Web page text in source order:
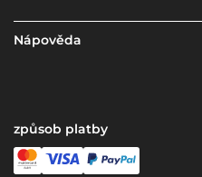
Nápověda
způsob platby